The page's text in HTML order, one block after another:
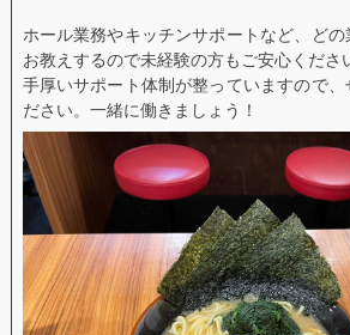
ホール業務やキッチンサポートなど、ど
お教えするので未経験の方もご安心くださ
手厚いサポート体制が整っていますので、
ださい。一緒に働きましょう！